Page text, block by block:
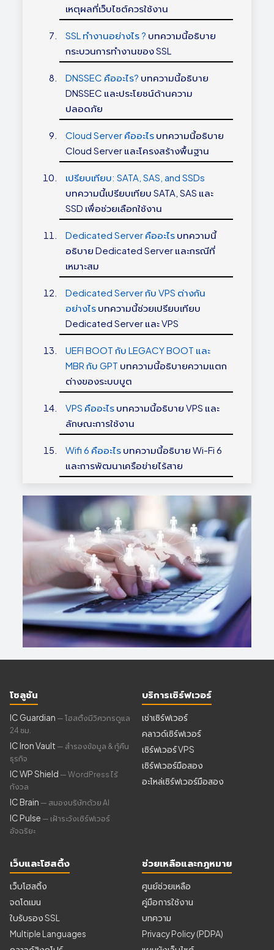
เหตุผลที่เว็บไซต์ควรใช้งาน
SSL ทำงานอย่างไร ? บทความนี้อธิบาย
กระบวนการทำงานของ SSL
DNSSEC คืออะไร? บทความนี้อธิบาย
DNSSEC และประโยชน์ด้านความ
ปลอดภัย
Cloud Server คืออะไร บทความนี้อธิบาย
Cloud Server และโครงสร้างพื้นฐาน
เปรียบเทียบ: SATA, SAS, and SSDs
บทความนี้เปรียบเทียบ SATA, SAS และ
SSD เพื่อช่วยเลือกใช้งาน
Dedicated Server คืออะไร บทความนี้
อธิบาย Dedicated Server และกรณีที่
เหมาะสม
Dedicated Server กับ VPS ต่างกัน
อย่างไร บทความนี้ช่วยเปรียบเทียบ
Dedicated Server และ VPS
UEFI BOOT กับ LEGACY BOOT และ
MBR กับ GPT บทความนี้อธิบายความแตก
ต่างของระบบบูต
VPS คืออะไร บทความนี้อธิบาย VPS และ
ลักษณะการใช้งาน
Wifi 6 คืออะไร บทความนี้อธิบาย Wi-Fi 6
และการพัฒนาเครือข่ายไร้สาย
โซลูชัน
IC Guardian — โฮสติ้งมีวิศวกรดูแล
24 ชม.
IC Iron Vault — สำรองข้อมูล & กู้คืน
ธุรกิจ
IC WP Shield — WordPress ไร้
กังวล
IC Brain — สมองบริษัทด้วย AI
IC Pulse — เฝ้าระวังเซิร์ฟเวอร์
อัจฉริยะ
บริการเซิร์ฟเวอร์
เช่าเซิร์ฟเวอร์
คลาวด์เซิร์ฟเวอร์
เซิร์ฟเวอร์ VPS
เซิร์ฟเวอร์มือสอง
อะไหล่เซิร์ฟเวอร์มือสอง
เว็บและโฮสติ้ง
เว็บโฮสติ้ง
จดโดเมน
ใบรับรอง SSL
Multiple Languages
ช่วยเหลือและกฎหมาย
ศูนย์ช่วยเหลือ
คู่มือการใช้งาน
บทความ
Privacy Policy (PDPA)